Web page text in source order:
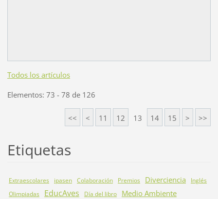
Todos los artículos
Elementos: 73 - 78 de 126
<< < 11 12 13 14 15 > >>
Etiquetas
Extraescolares ipasen Colaboración Premios Diverciencia
Inglés
Olimpiadas
EducAves Día del libro Medio Ambiente